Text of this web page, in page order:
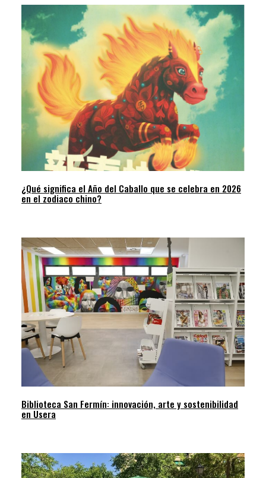
¿Qué significa el Año del Caballo que se celebra en 2026
en el zodiaco chino?
Biblioteca San Fermín: innovación, arte y sostenibilidad
en Usera